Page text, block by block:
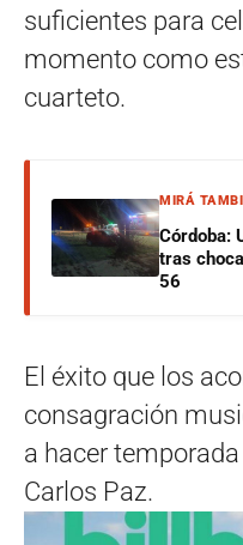
suficientes para
momento como
cuarteto.
MIRÁ
Córdoba:
tras
56
El éxito que los
consagración
a hacer
Carlos Paz.